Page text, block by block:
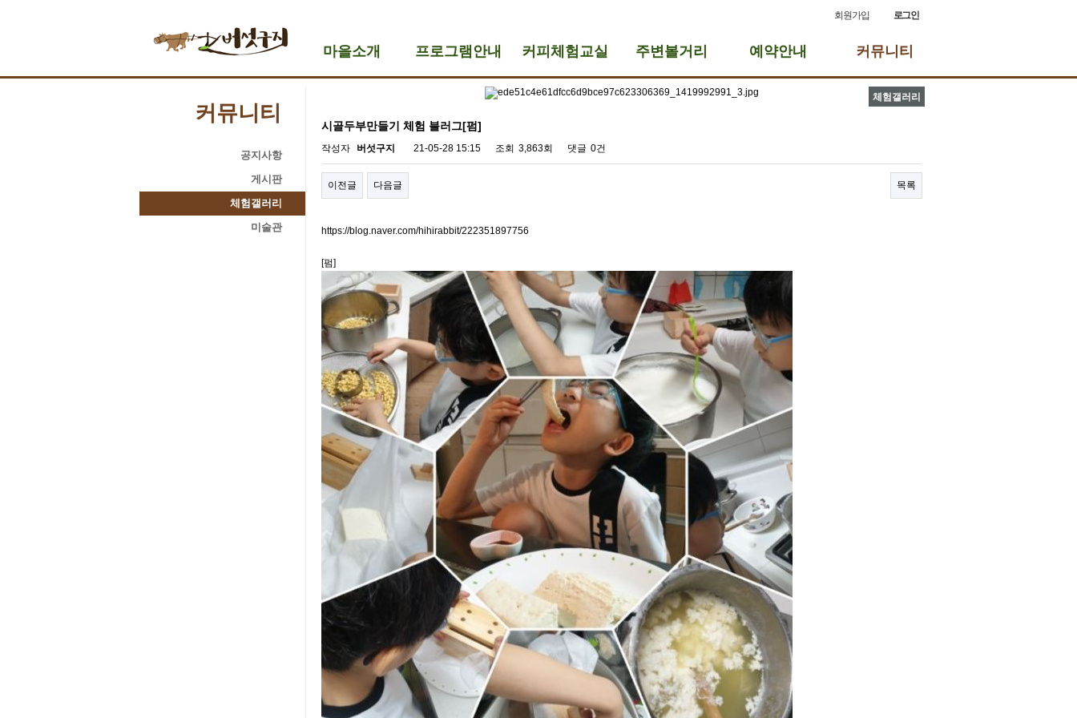
회원가입 로그인
마을소개 프로그램안내 커피체험교실 주변볼거리 예약안내 커뮤니티
커뮤니티
공지사항
게시판
체험갤러리
미술관
체험갤러리
시골두부만들기 체험 블러그[펌]
작성자 버섯구지 21-05-28 15:15 조회 3,863회 댓글 0건
이전글 다음글 목록
https://blog.naver.com/hihirabbit/222351897756
[펌]